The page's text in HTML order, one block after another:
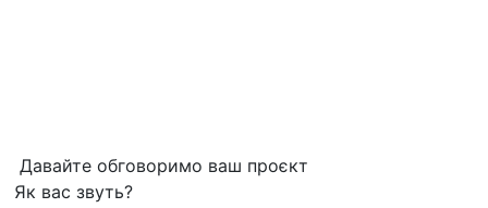
Давайте обговоримо ваш проєкт
Як вас звуть?